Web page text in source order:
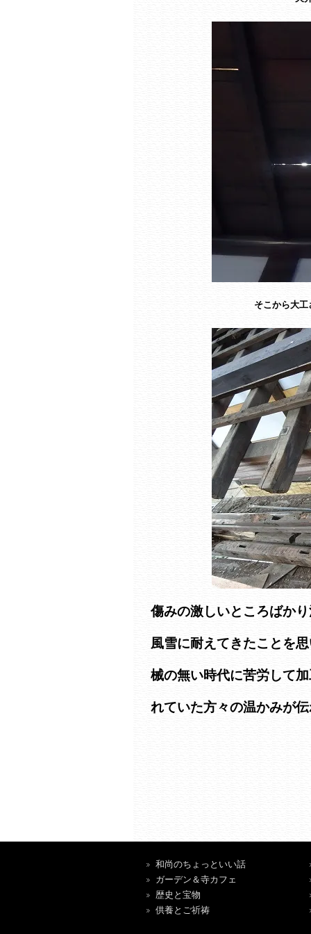
そこから大
傷みの激しいところばか
風雪に耐えてきたことを
械の無い時代に苦労して
れていた方々の温かみが
和尚のちょっといい話
ガーデン＆寺カフェ
歴史と宝物
供養とご祈祷